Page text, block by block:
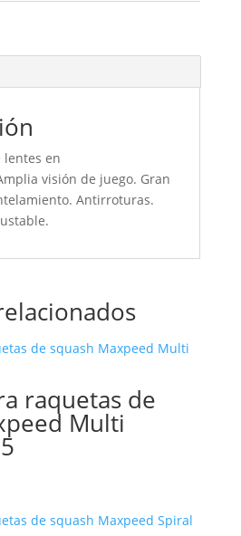
lentes en
visión de juego. Gran
Antirroturas.
raquetas de
Multi